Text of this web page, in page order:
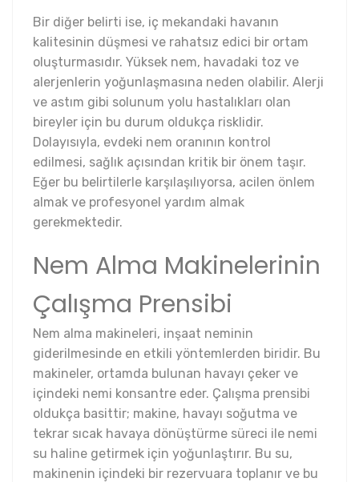
Bir diğer belirti ise, iç mekandaki havanın
kalitesinin düşmesi ve rahatsız edici bir ortam
oluşturmasıdır. Yüksek nem, havadaki toz ve
alerjenlerin yoğunlaşmasına neden olabilir. Alerji
ve astım gibi solunum yolu hastalıkları olan
bireyler için bu durum oldukça risklidir.
Dolayısıyla, evdeki nem oranının kontrol
edilmesi, sağlık açısından kritik bir önem taşır.
Eğer bu belirtilerle karşılaşılıyorsa, acilen önlem
almak ve profesyonel yardım almak
gerekmektedir.
Nem Alma Makinelerinin
Çalışma Prensibi
Nem alma makineleri, inşaat neminin
giderilmesinde en etkili yöntemlerden biridir. Bu
makineler, ortamda bulunan havayı çeker ve
içindeki nemi konsantre eder. Çalışma prensibi
oldukça basittir; makine, havayı soğutma ve
tekrar sıcak havaya dönüştürme süreci ile nemi
su haline getirmek için yoğunlaştırır. Bu su,
makinenin içindeki bir rezervuara toplanır ve bu